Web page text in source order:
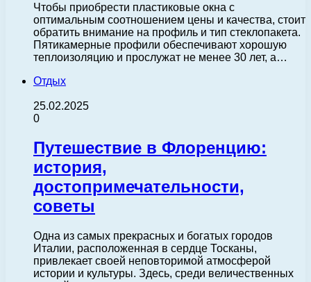
Чтобы приобрести пластиковые окна с
оптимальным соотношением цены и качества, стоит
обратить внимание на профиль и тип стеклопакета.
Пятикамерные профили обеспечивают хорошую
теплоизоляцию и прослужат не менее 30 лет, а…
Отдых
25.02.2025
0
Путешествие в Флоренцию:
история,
достопримечательности,
советы
Одна из самых прекрасных и богатых городов
Италии, расположенная в сердце Тосканы,
привлекает своей неповторимой атмосферой
истории и культуры. Здесь, среди величественных